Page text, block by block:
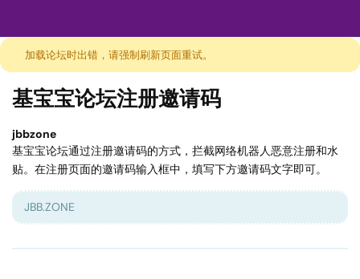
加载论坛时出错，请强制刷新页面重试。
基宝宝论坛注册邀请码
jbbzone
基宝宝论坛通过注册邀请码的方式，拦截网络机器人恶意注册和水
贴。在注册页面的邀请码输入框中，填写下方邀请码文字即可。
JBB.ZONE